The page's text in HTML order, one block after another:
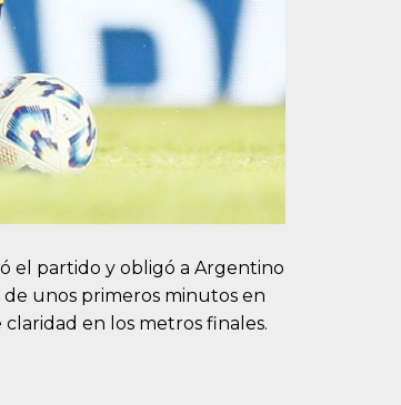
el partido y obligó a Argentino
unos primeros minutos en
en los metros finales.